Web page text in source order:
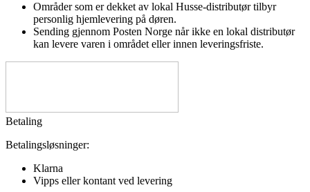
Områder som er dekket av lokal Husse-distributør tilbyr
personlig hjemlevering på døren.
Sending gjennom Posten Norge når ikke en lokal distributør
kan levere varen i området eller innen leveringsfriste.
Betaling
Betalingsløsninger:
Klarna
Vipps eller kontant ved levering